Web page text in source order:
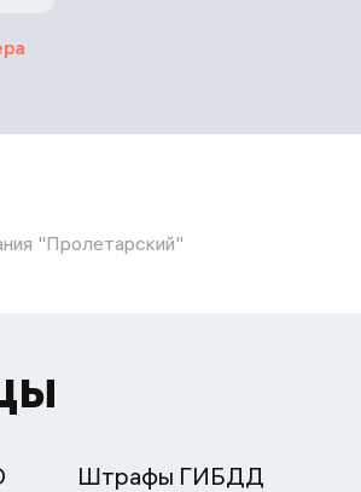
"Пролетарский"
Штрафы ГИБДД